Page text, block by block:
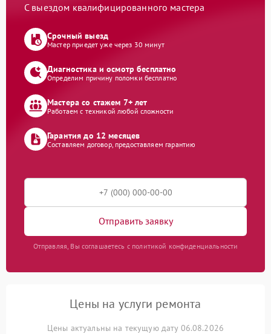
С выездом квалифицированного мастера
Срочный выезд
Мастер приедет уже через 30 минут
Диагностика и осмотр бесплатно
Определим причину поломки бесплатно
Мастера со стажем 7+ лет
Работаем с техникой любой сложности
Гарантия до 12 месяцев
Составляем договор, предоставляем гарантию
Отправить заявку
Отправляя, Вы соглашаетесь с политикой конфиденциальности
Цены на услуги ремонта
Цены актуальны на текущую дату 06.08.2026